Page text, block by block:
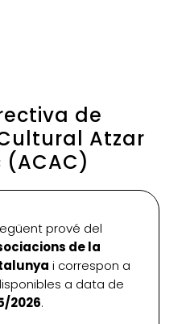
de
Atzar
(ACAC)
prové del
de la
i correspon a
a data de
2026.